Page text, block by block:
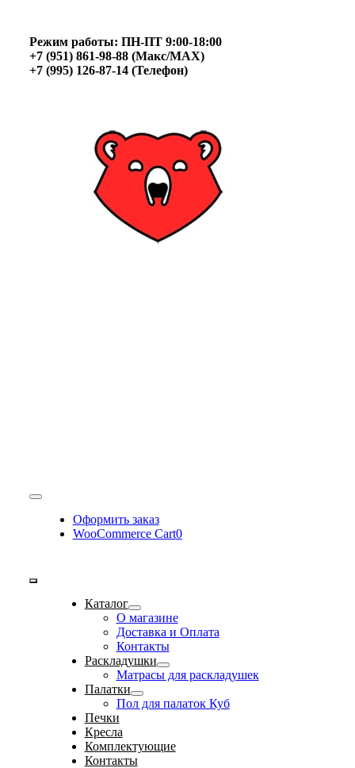
contentРежим работы: ПН-ПТ 9:00-18:00
+7 (951) 861-98-88 (Макс/MAX)
+7 (995) 126-87-14 (Телефон)
Toggle
NavigationОформить заказ
WooCommerce Cart0
Toggle
Navigation
Каталог
О магазине
Доставка и Оплата
Контакты
Раскладушки
Матрасы для раскладушек
Палатки
Пол для палаток Куб
Печки
Кресла
Комплектующие
Контакты